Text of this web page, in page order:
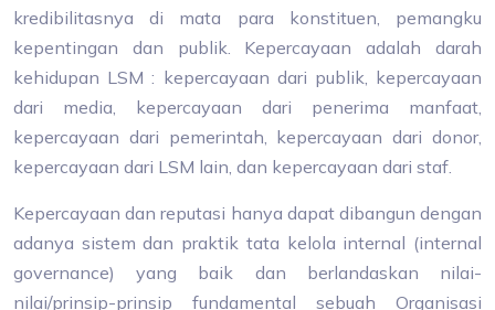
kredibilitasnya di mata para konstituen, pemangku
kepentingan dan publik. Kepercayaan adalah darah
kehidupan LSM : kepercayaan dari publik, kepercayaan
dari media, kepercayaan dari penerima manfaat,
kepercayaan dari pemerintah, kepercayaan dari donor,
kepercayaan dari LSM lain, dan kepercayaan dari staf.
Kepercayaan dan reputasi hanya dapat dibangun dengan
adanya sistem dan praktik tata kelola internal (internal
governance) yang baik dan berlandaskan nilai-
nilai/prinsip-prinsip fundamental sebuah Organisasi